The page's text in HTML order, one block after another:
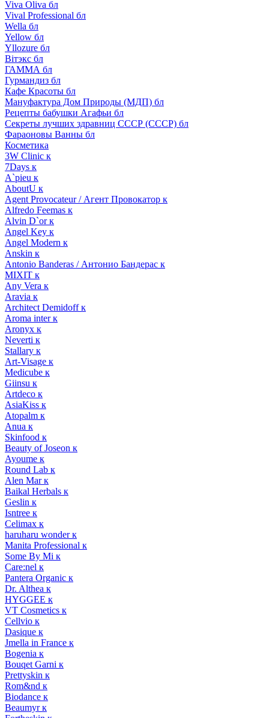
Viva Oliva бл
Vival Professional бл
Wella бл
Yellow бл
Yllozure бл
Вiтэкс бл
ГАММА бл
Гурмандиз бл
Кафе Красоты бл
Мануфактура Дом Природы (МДП) бл
Рецепты бабушки Агафьи бл
Секреты лучших здравниц СССР (СССР) бл
Фараоновы Ванны бл
Косметика
3W Clinic к
7Days к
A`pieu к
AboutU к
Agent Provocateur / Агент Провокатор к
Alfredo Feemas к
Alvin D`or к
Angel Key к
Angel Modern к
Anskin к
Antonio Banderas / Антонио Бандерас к
MIXIT к
Any Vera к
Aravia к
Architect Demidoff к
Aroma inter к
Aronyx к
Neverti к
Stallary к
Art-Visage к
Medicube к
Giinsu к
Artdeco к
AsiaKiss к
Atopalm к
Anua к
Skinfood к
Beauty of Joseon к
Ayoume к
Round Lab к
Alen Mar к
Baikal Herbals к
Geslin к
Isntree к
Celimax к
haruharu wonder к
Manita Professional к
Some By Mi к
Care:nel к
Pantera Organic к
Dr. Althea к
HYGGEE к
VT Cosmetics к
Cellvio к
Dasique к
Jmella in France к
Bogenia к
Bouqet Garni к
Prettyskin к
Rom&nd к
Biodance к
Beaumyr к